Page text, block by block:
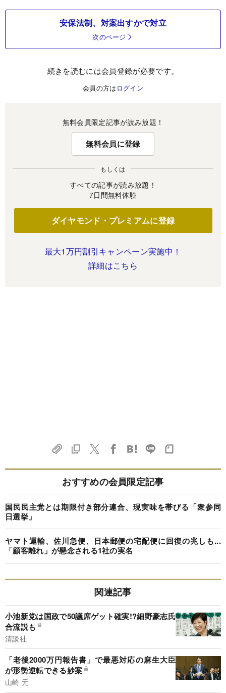
安保法制、対案出すかで対立
次のページ
続きを読むには会員登録が必要です。
会員の方は ログイン
無料会員限定記事が読み放題！
無料会員に登録
もしくは
すべての記事が読み放題！
7日間無料体験
ダイヤモンド・プレミアムに登録
最大1万円割引キャンペーン実施中！
詳細はこちら
おすすめの会員限定記事
国民民主党とは期限付き部分連合、現実味を帯びる「衆参同
日選挙」
ヤマト運輸、佐川急便、日本郵便の宅配便に回復の兆しも...
「顧客離れ」が懸念される1社の実名
関連記事
小池新党は国政で50議席ゲット確実!?細野豪志氏
合流説も
清談社
「老後2000万円報告書」で最悪対応の麻生大臣
が形勢逆転できる妙案
山崎 元